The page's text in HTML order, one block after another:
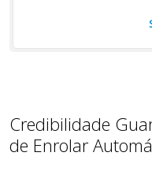
Credibilidade
de Enrolar